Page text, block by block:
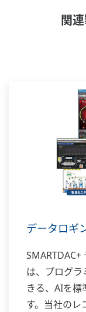
関
データロギ
は、プログ
きる、AIを標
す。当社のレ